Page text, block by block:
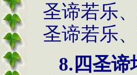
圣谛若乐
圣谛若乐
8. 四圣